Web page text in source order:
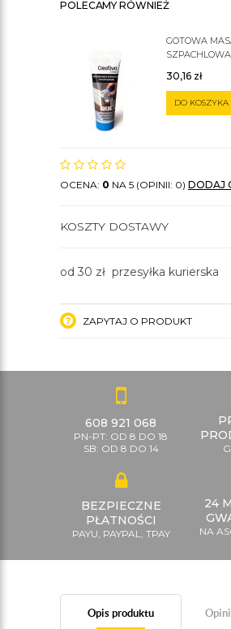
POLECAMY RÓWNIEŻ
GOTOWA
30,16 zł
DO KOSZYKA
OCENA: 0 NA 5 (OPINII: 0) DODAJ
KOSZTY DOSTAWY
od 30 zł przesyłka kurierska
ZAPYTAJ O PRODUKT
608 921 068
PN-PT: OD 8 DO 18
SB: OD 8 DO 14
BEZPIECZNE
PŁATNOŚCI
PAYU, PAYPAL, TPAY
24
NA
Opis produktu